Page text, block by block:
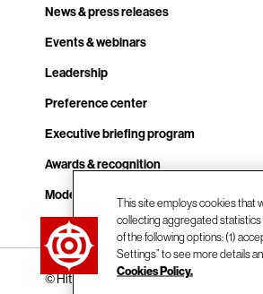
News & press releases
Events & webinars
Leadership
Preference center
Executive briefing program
Awards & recognition
Modern slavery transparency statement
Contact us
© Hitachi Vantara LLC 2026. All Rights
This site employs cookies that
collecting aggregated statistics
of the following options: (1)
Settings” to see more details
Cookies Policy.